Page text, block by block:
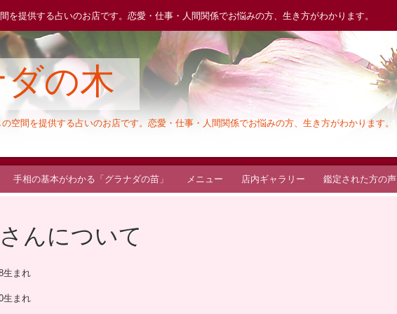
を提供する占いのお店です。恋愛・仕事・人間関係でお悩みの方、生き方がわかります。
の木
空間を提供する占いのお店です。恋愛・仕事・人間関係でお悩みの方、生き方がわかります。
手相の基本がわかる「グラナダの苗」 メニュー 店内ギャラリー 鑑定された方の声
んについて
生まれ
生まれ